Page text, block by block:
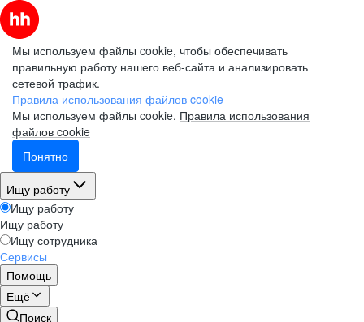
Мы используем файлы cookie, чтобы обеспечивать
правильную работу нашего веб-сайта и анализировать
сетевой трафик.
Правила использования файлов cookie
Мы используем файлы cookie. Правила использования
файлов cookie
Понятно
Ищу работу
Ищу работу
Ищу работу
Ищу сотрудника
Сервисы
Помощь
Ещё
Поиск